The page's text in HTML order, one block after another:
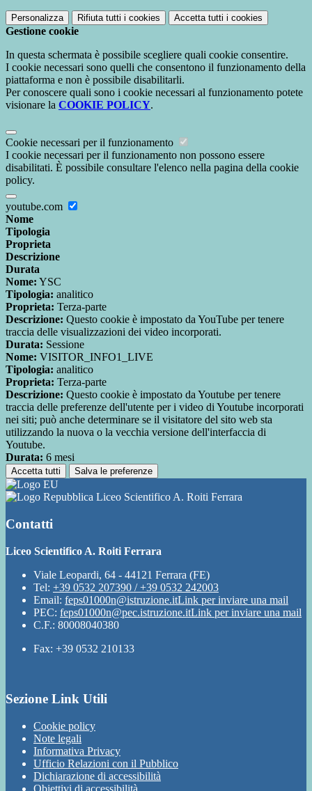
Personalizza Rifiuta tutti i cookies Accetta tutti i cookies
Gestione cookie
In questa schermata è possibile scegliere quali cookie consentire.
I cookie necessari sono quelli che consentono il funzionamento della
piattaforma e non è possibile disabilitarli.
Per conoscere quali sono i cookie necessari al funzionamento potete
visionare la COOKIE POLICY.
Cookie necessari per il funzionamento
I cookie necessari per il funzionamento non possono essere
disabilitati. È possibile consultare l'elenco nella pagina della cookie
policy.
youtube.com
Nome
Tipologia
Proprieta
Descrizione
Durata
Nome: YSC
Tipologia: analitico
Proprieta: Terza-parte
Descrizione: Questo cookie è impostato da YouTube per tenere
traccia delle visualizzazioni dei video incorporati.
Durata: Sessione
Nome: VISITOR_INFO1_LIVE
Tipologia: analitico
Proprieta: Terza-parte
Descrizione: Questo cookie è impostato da Youtube per tenere
traccia delle preferenze dell'utente per i video di Youtube incorporati
nei siti; può anche determinare se il visitatore del sito web sta
utilizzando la nuova o la vecchia versione dell'interfaccia di
Youtube.
Durata: 6 mesi
Accetta tutti Salva le preferenze
Liceo Scientifico A. Roiti Ferrara
Contatti
Liceo Scientifico A. Roiti Ferrara
Viale Leopardi, 64 - 44121 Ferrara (FE)
Tel: +39 0532 207390 / +39 0532 242003
Email: feps01000n@istruzione.itLink per inviare una mail
PEC: feps01000n@pec.istruzione.itLink per inviare una mail
C.F.: 80008040380
Fax: +39 0532 210133
Sezione Link Utili
Cookie policy
Note legali
Informativa Privacy
Ufficio Relazioni con il Pubblico
Dichiarazione di accessibilità